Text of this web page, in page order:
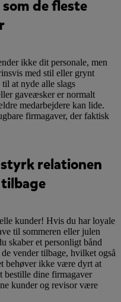
de fleste
ikke dit personale, men
med stil eller grynt
at nyde alle slags
gaveæsker er normalt
medarbejdere kan lide.
firmagaver, der faktisk
relationen
kunder! Hvis du har loyale
til sommeren eller julen
skaber et personligt bånd
vender tilbage, hvilket også
behøver ikke være dyrt at
bestille dine firmagaver
kunder og revisor være